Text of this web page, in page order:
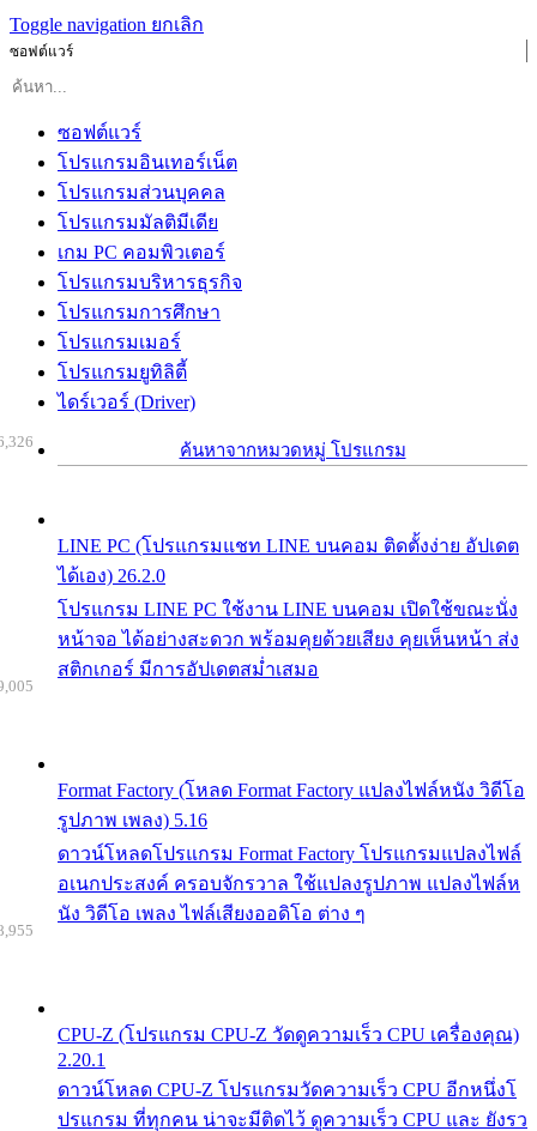
Toggle navigation ยกเลิก
ซอฟต์แวร์
ซอฟต์แวร์
โปรแกรมอินเทอร์เน็ต
โปรแกรมส่วนบุคคล
โปรแกรมมัลติมีเดีย
เกม PC คอมพิวเตอร์
โปรแกรมบริหารธุรกิจ
โปรแกรมการศึกษา
โปรแกรมเมอร์
โปรแกรมยูทิลิตี้
ไดร์เวอร์ (Driver)
ค้นหาจากหมวดหมู่ โปรแกรม
LINE PC (โปรแกรมแชท LINE บนคอม ติดตั้งง่าย อัปเดต
ได้เอง) 26.2.0
โปรแกรม LINE PC ใช้งาน LINE บนคอม เปิดใช้ขณะนั่ง
หน้าจอ ได้อย่างสะดวก พร้อมคุยด้วยเสียง คุยเห็นหน้า ส่ง
สติกเกอร์ มีการอัปเดตสม่ำเสมอ
Format Factory (โหลด Format Factory แปลงไฟล์หนัง วิดีโอ
รูปภาพ เพลง) 5.16
ดาวน์โหลดโปรแกรม Format Factory โปรแกรมแปลงไฟล์
อเนกประสงค์ ครอบจักรวาล ใช้แปลงรูปภาพ แปลงไฟล์ห
นัง วิดีโอ เพลง ไฟล์เสียงออดิโอ ต่าง ๆ
CPU-Z (โปรแกรม CPU-Z วัดดูความเร็ว CPU เครื่องคุณ)
2.20.1
ดาวน์โหลด CPU-Z โปรแกรมวัดความเร็ว CPU อีกหนึ่งโ
ปรแกรม ที่ทุกคน น่าจะมีติดไว้ ดูความเร็ว CPU และ ยังรว